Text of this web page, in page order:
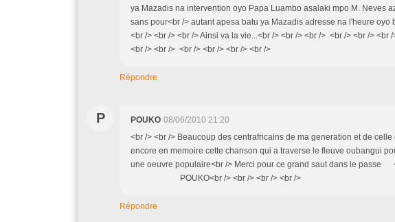
ya Mazadis na intervention oyo Papa Luambo asalaki mpo M. Neves
sans pour<br /> autant apesa batu ya Mazadis adresse na l'heure oyo
<br /> <br /> <br /> Ainsi va la vie...<br /> <br /> <br /> <br /> <br /> <br
<br /> <br /> <br /> <br /> <br /> <br />
Répondre
P POUKO 08/06/2010 21:20
<br /> <br /> Beaucoup des centrafricains de ma generation et de
encore en memoire cette chanson qui a traverse le fleuve oubangui
une oeuvre populaire<br /> Merci pour ce grand saut dans le passe
POUKO<br /> <br /> <br /> <br />
Répondre